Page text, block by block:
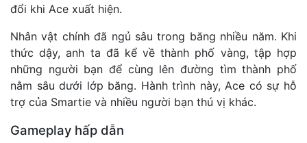
đổi khi Ace xuất hiện.
Nhân vật chính đã ngủ sâu trong băng nhiều năm. Khi
thức dậy, anh ta đã kể về thành phố vàng, tập hợp
những người bạn để cùng lên đường tìm thành phố
nằm sâu dưới lớp băng. Hành trình này, Ace có sự hỗ
trợ của Smartie và nhiều người bạn thú vị khác.
Gameplay hấp dẫn